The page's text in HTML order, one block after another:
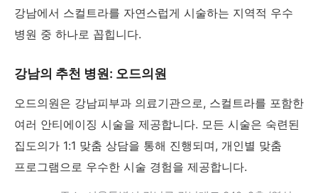
강남에서 스컬트라를 자연스럽게 시술하는 지역적 우수
병원 중 하나로 꼽힙니다.
강남의 추천 병원: 오드의원
오드의원은 강남피부과 의료기관으로, 스컬트라를 포함한
여러 안티에이징 시술을 제공합니다. 모든 시술은 숙련된
집도의가 1:1 맞춤 상담을 통해 진행되며, 개인별 맞춤
프로그램으로 우수한 시술 경험을 제공합니다.